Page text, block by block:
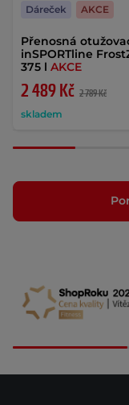
Přenosná
inSPORTline
375 l AKCE
2 489 Kč 2 789 Kč
skladem
Dáreček AKCE